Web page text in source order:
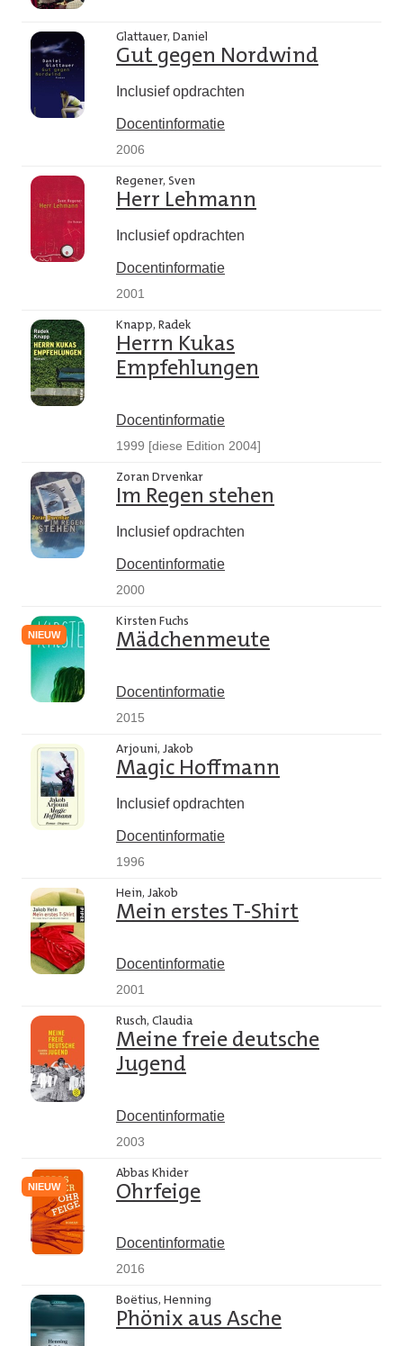
Glattauer, Daniel
Gut gegen Nordwind
Inclusief opdrachten
Docentinformatie
2006
Regener, Sven
Herr Lehmann
Inclusief opdrachten
Docentinformatie
2001
Knapp, Radek
Herrn Kukas
Empfehlungen
Docentinformatie
1999 [diese Edition 2004]
Zoran Drvenkar
Im Regen stehen
Inclusief opdrachten
Docentinformatie
2000
NIEUW
Kirsten Fuchs
Mädchenmeute
Docentinformatie
2015
Arjouni, Jakob
Magic Hoffmann
Inclusief opdrachten
Docentinformatie
1996
Hein, Jakob
Mein erstes T-Shirt
Docentinformatie
2001
Rusch, Claudia
Meine freie deutsche
Jugend
Docentinformatie
2003
NIEUW
Abbas Khider
Ohrfeige
Docentinformatie
2016
Boëtius, Henning
Phönix aus Asche